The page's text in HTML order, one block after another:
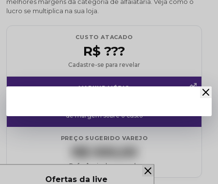
lucro se multiplica na sua loja.
CUSTO ATACADO
R$ ???
Cadastre-se para revelar
MARKUP MÉDIO
de margem sobre o custo
PREÇO SUGERIDO VAREJO
R$ 000,00
Referência de mercado
Ofertas da live